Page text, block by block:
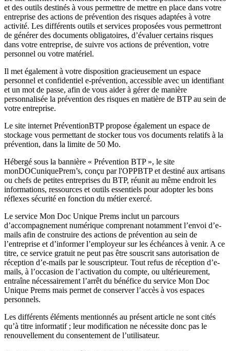
et des outils destinés à vous permettre de mettre en place dans votre
entreprise des actions de prévention des risques adaptées à votre
activité. Les différents outils et services proposées vous permettront
de générer des documents obligatoires, d’évaluer certains risques
dans votre entreprise, de suivre vos actions de prévention, votre
personnel ou votre matériel.
Il met également à votre disposition gracieusement un espace
personnel et confidentiel e-prévention, accessible avec un identifiant
et un mot de passe, afin de vous aider à gérer de manière
personnalisée la prévention des risques en matière de BTP au sein de
votre entreprise.
Le site internet PréventionBTP propose également un espace de
stockage vous permettant de stocker tous vos documents relatifs à la
prévention, dans la limite de 50 Mo.
Hébergé sous la bannière « Prévention BTP », le site
monDOCuniquePrem’s, conçu par l'OPPBTP et destiné aux artisans
ou chefs de petites entreprises du BTP, réunit au même endroit les
informations, ressources et outils essentiels pour adopter les bons
réflexes sécurité en fonction du métier exercé.
Le service Mon Doc Unique Prems inclut un parcours
d’accompagnement numérique comprenant notamment l’envoi d’e-
mails afin de construire des actions de prévention au sein de
l’entreprise et d’informer l’employeur sur les échéances à venir. A ce
titre, ce service gratuit ne peut pas être souscrit sans autorisation de
réception d’e-mails par le souscripteur. Tout refus de réception d’e-
mails, à l’occasion de l’activation du compte, ou ultérieurement,
entraîne nécessairement l’arrêt du bénéfice du service Mon Doc
Unique Prems mais permet de conserver l’accès à vos espaces
personnels.
Les différents éléments mentionnés au présent article ne sont cités
qu’à titre informatif ; leur modification ne nécessite donc pas le
renouvellement du consentement de l’utilisateur.